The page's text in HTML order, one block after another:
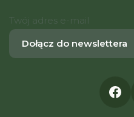
Twój adres e-mail
Dołącz do newslettera